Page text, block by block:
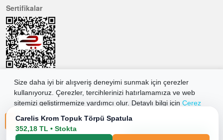
Carelis Krom Topuk Törpü Spatula
352,18 TL • Stokta
Size daha iyi bir alışveriş deneyimi sunmak için çerezler
kullanıyoruz. Çerezler, tercihlerinizi hatırlamamıza ve web
sitemizi geliştirmemize yardımcı olur. Detaylı bilgi için Çerez
Tüm Çerezleri Kabul Et
Sertifikalar
Hemen Üye Olun ...ve 100 ₺ değerinde indirim kuponu kazanın
Üye Ol